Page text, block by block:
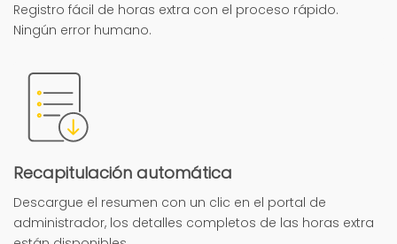
Registro fácil de horas extra con el proceso rápido.
Ningún error humano.
Recapitulación automática
Descargue el resumen con un clic en el portal de
administrador, los detalles completos de las horas extra